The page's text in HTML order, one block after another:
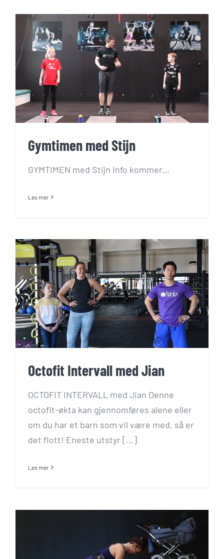
Gymtimen med Stijn
GYMTIMEN med Stijn Info kommer...
Les mer
Octofit Intervall med Jian
OCTOFIT INTERVALL med Jian Denne
octofit-økta kan gjennomføres alene eller
om du har et barn som vil være med, så er
det flott! Eneste utstyr [...]
Les mer